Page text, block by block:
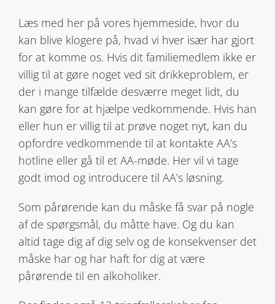
Læs med her på vores hjemmeside, hvor du
kan blive klogere på, hvad vi hver især har gjort
for at komme os. Hvis dit familiemedlem ikke er
villig til at gøre noget ved sit drikkeproblem, er
der i mange tilfælde desværre meget lidt, du
kan gøre for at hjælpe vedkommende. Hvis han
eller hun er villig til at prøve noget nyt, kan du
opfordre vedkommende til at kontakte AA’s
hotline eller gå til et AA-møde. Her vil vi tage
godt imod og introducere til AA’s løsning.
Som pårørende kan du måske få svar på nogle
af de spørgsmål, du måtte have. Og du kan
altid tage dig af dig selv og de konsekvenser det
måske har og har haft for dig at være
pårørende til en alkoholiker.